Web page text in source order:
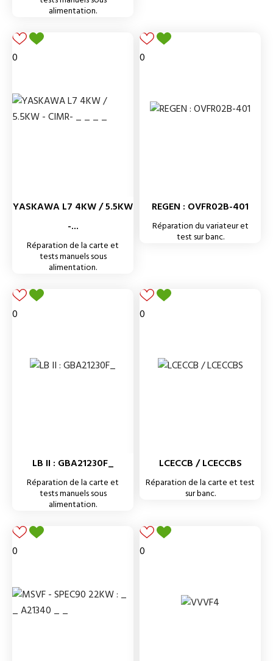
alimentation.
0
YASKAWA L7 4KW / 5.5KW
-...
Réparation de la carte et
tests manuels sous
alimentation.
0
REGEN : OVFR02B-401
Réparation du variateur et
test sur banc.
0
LB II : GBA21230F_
Réparation de la carte et
tests manuels sous
alimentation.
0
LCECCB / LCECCBS
Réparation de la carte et test
sur banc.
0 0